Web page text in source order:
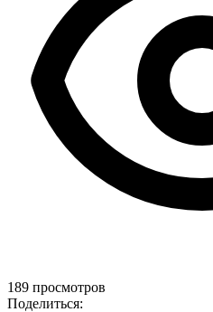
189 просмотров
Поделиться: